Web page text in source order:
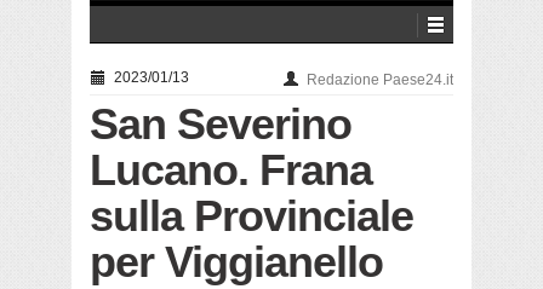
2023/01/13 Redazione Paese24.it
San Severino
Lucano. Frana
sulla Provinciale
per Viggianello